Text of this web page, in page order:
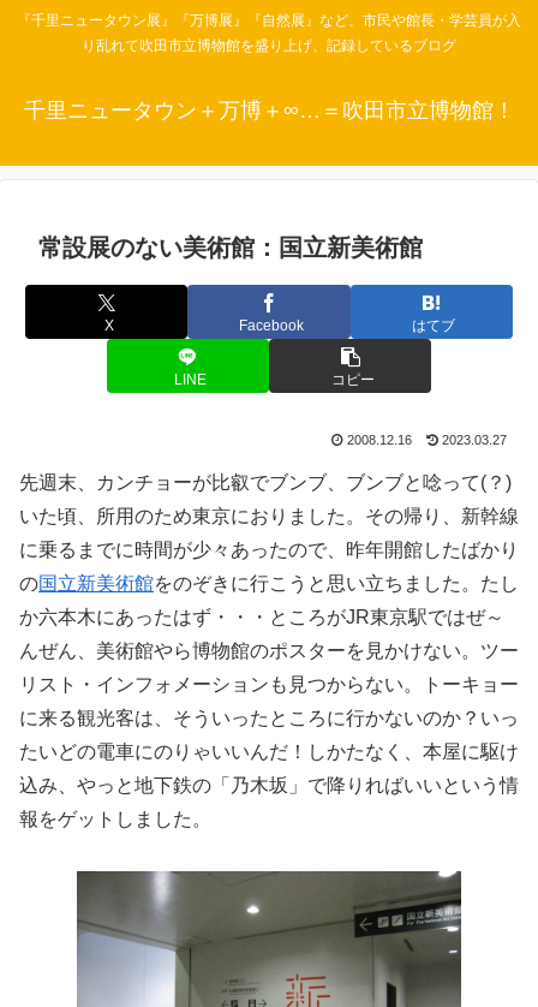
『千里ニュータウン展』『万博展』『自然展』など、市民や館長・学芸員が入
り乱れて吹田市立博物館を盛り上げ、記録しているブログ
千里ニュータウン＋万博＋∞…＝吹田市立博物館！
常設展のない美術館：国立新美術館
X Facebook はてブ
LINE コピー
2008.12.16 2023.03.27
先週末、カンチョーが比叡でブンブ、ブンブと唸って(？)
いた頃、所用のため東京におりました。その帰り、新幹線
に乗るまでに時間が少々あったので、昨年開館したばかり
の国立新美術館をのぞきに行こうと思い立ちました。たし
か六本木にあったはず・・・ところがJR東京駅ではぜ～
んぜん、美術館やら博物館のポスターを見かけない。ツー
リスト・インフォメーションも見つからない。トーキョー
に来る観光客は、そういったところに行かないのか？いっ
たいどの電車にのりゃいいんだ！しかたなく、本屋に駆け
込み、やっと地下鉄の「乃木坂」で降りればいいという情
報をゲットしました。